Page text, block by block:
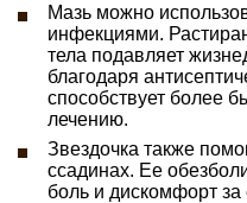
Мазь можно
инфекциями.
тела подавляет
благодаря
способствует более
лечению.
Звездочка также
ссадинах. Ее
боль и дискомфорт